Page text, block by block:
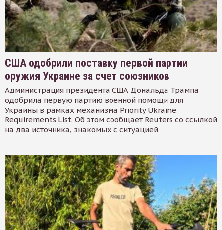
США одобрили поставку первой партии
оружия Украине за счет союзников
Администрация президента США Дональда Трампа
одобрила первую партию военной помощи для
Украины в рамках механизма Priority Ukraine
Requirements List. Об этом сообщает Reuters со ссылкой
на два источника, знакомых с ситуацией